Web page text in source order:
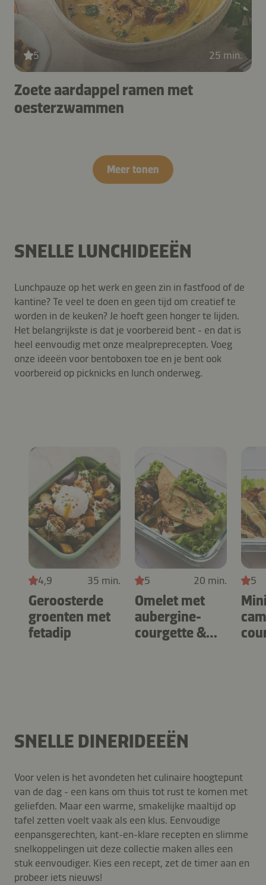
5 25 min.
Zoete aardappel ramen met
oesterzwammen
Meer tonen
SNELLE LUNCHIDEEËN
Lunchpauze op het werk en geen zin in fastfood of de
kantine? Te veel te doen en geen tijd om creatief te
worden in de keuken? Je hoeft geen honger te lijden.
Het belangrijkste is dat je voorbereid bent - en dat is
heel eenvoudig met onze mealpreprecepten. Voeg
onze ideeën voor bentoboxen toe en je bent ook
voorbereid op picknicks en lunch onderweg.
4,9 35 min.
Geroosterde
groenten met
fetadip
5 20 min.
Omelet met
aubergine-
courgette &
5
SNELLE DINERIDEEËN
Voor velen is het avondeten het culinaire hoogtepunt
van de dag - een kans om thuis tot rust te komen met
geliefden. Maar een warme, smakelijke maaltijd op
tafel zetten voelt vaak als een klus. Eenvoudige
eenpansgerechten, kant-en-klare recepten en slimme
snelkoppelingen uit deze collectie maken alles een
stuk eenvoudiger. Kies een recept, zet de timer aan en
probeer iets nieuws!